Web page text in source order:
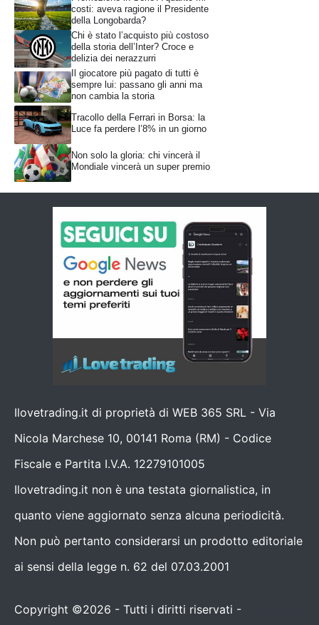
costi: aveva ragione il Presidente
della Longobarda?
Chi è stato l’acquisto più costoso
della storia dell’Inter? Croce e
delizia dei nerazzurri
Il giocatore più pagato di tutti è
sempre lui: passano gli anni ma
non cambia la storia
Tracollo della Ferrari in Borsa: la
Luce fa perdere l’8% in un giorno
Non solo la gloria: chi vincerà il
Mondiale vincerà un super premio
Ilovetrading.it di proprietà di WEB 365 SRL - Via
Nicola Marchese 10, 00141 Roma (RM) - Codice
Fiscale e Partita I.V.A. 12279101005
Ilovetrading.it non è una testata giornalistica, in
quanto viene aggiornato senza alcuna periodicità.
Non può pertanto considerarsi un prodotto editoriale
ai sensi della legge n. 62 del 07.03.2001
Copyright ©2026 - Tutti i diritti riservati -